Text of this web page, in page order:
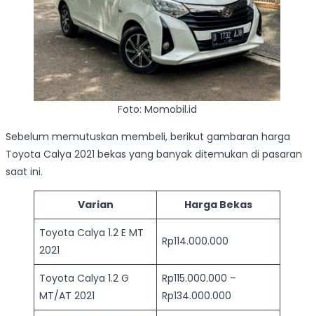
Foto: Momobil.id
Sebelum memutuskan membeli, berikut gambaran harga
Toyota Calya 2021 bekas yang banyak ditemukan di pasaran
saat ini.
Varian
Harga Bekas
Toyota Calya 1.2 E MT
2021
Rp114.000.000
Toyota Calya 1.2 G
MT/AT 2021
Rp115.000.000 –
Rp134.000.000